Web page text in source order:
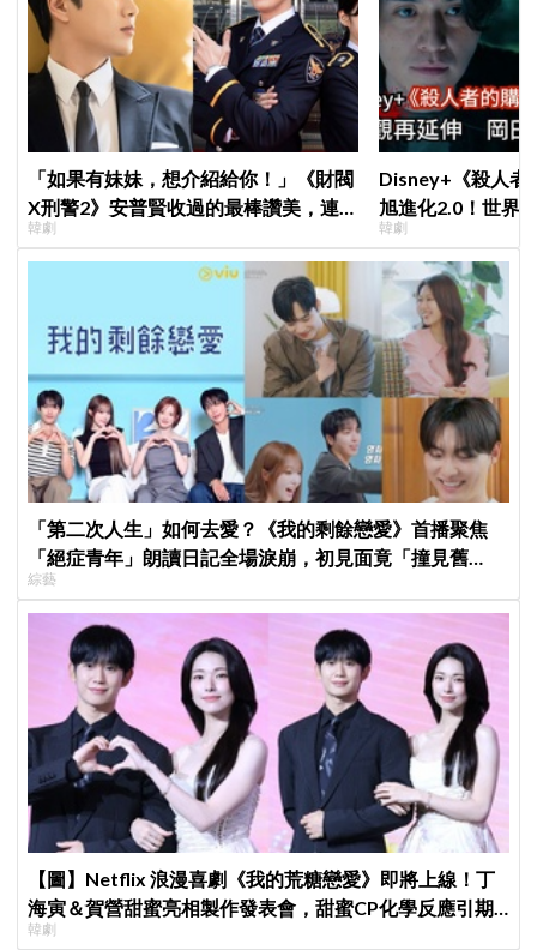
「如果有妹妹，想介紹給你！」《財閥
X刑警2》安普賢收過的最棒讚美，連
哥哥們都認證的好品格～
韓劇
Disney+《殺人者
旭進化2.0！世界
登場竟殺了「他」
韓劇
「第二次人生」如何去愛？《我的剩餘戀愛》首播聚焦
「絕症青年」朗讀日記全場淚崩，初見面竟「撞見舊
識」！
綜藝
【圖】Netflix 浪漫喜劇《我的荒糖戀愛》即將上線！丁
海寅＆賀營甜蜜亮相製作發表會，甜蜜CP化學反應引期
待
韓劇